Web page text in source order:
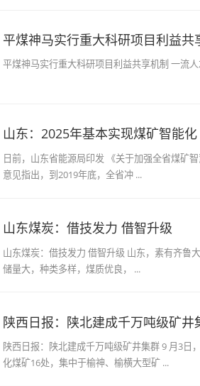
平煤神马实行重大科研项目利益
平煤神马实行重大科研项目利益共享机制 一流
山东：2025年基本实现煤矿智能化
日前，山东省能源局印发 《关于加强全省煤矿
意见指出，到2019年底，全省冲 ...
山东煤炭：借技发力 借智升级
山东煤炭：借技发力 借智升级 山东，素有齐鲁
储量大，种类多样，煤质优良， ...
陕西日报：陕北建成千万吨级矿井
陕西日报：陕北建成千万吨级矿井集群 9 月3
化煤矿16处，集中于榆神、榆横大型矿 ...